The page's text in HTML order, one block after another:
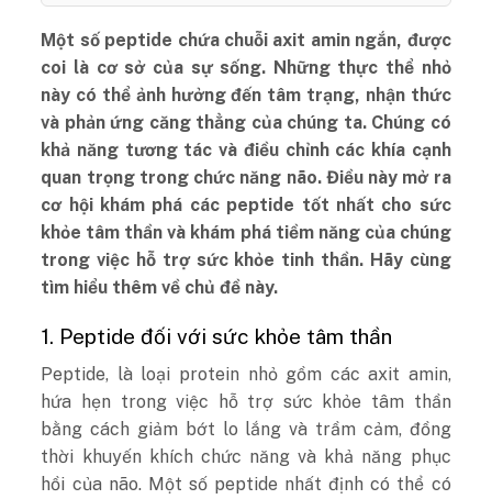
Một số peptide chứa chuỗi axit amin ngắn, được
coi là cơ sở của sự sống. Những thực thể nhỏ
này có thể ảnh hưởng đến tâm trạng, nhận thức
và phản ứng căng thẳng của chúng ta. Chúng có
khả năng tương tác và điều chỉnh các khía cạnh
quan trọng trong chức năng não. Điều này mở ra
cơ hội khám phá các peptide tốt nhất cho sức
khỏe tâm thần và khám phá tiềm năng của chúng
trong việc hỗ trợ sức khỏe tinh thần. Hãy cùng
tìm hiểu thêm về chủ đề này.
1. Peptide đối với sức khỏe tâm thần
Peptide, là loại protein nhỏ gồm các axit amin,
hứa hẹn trong việc hỗ trợ sức khỏe tâm thần
bằng cách giảm bớt lo lắng và trầm cảm, đồng
thời khuyến khích chức năng và khả năng phục
hồi của não. Một số peptide nhất định có thể có